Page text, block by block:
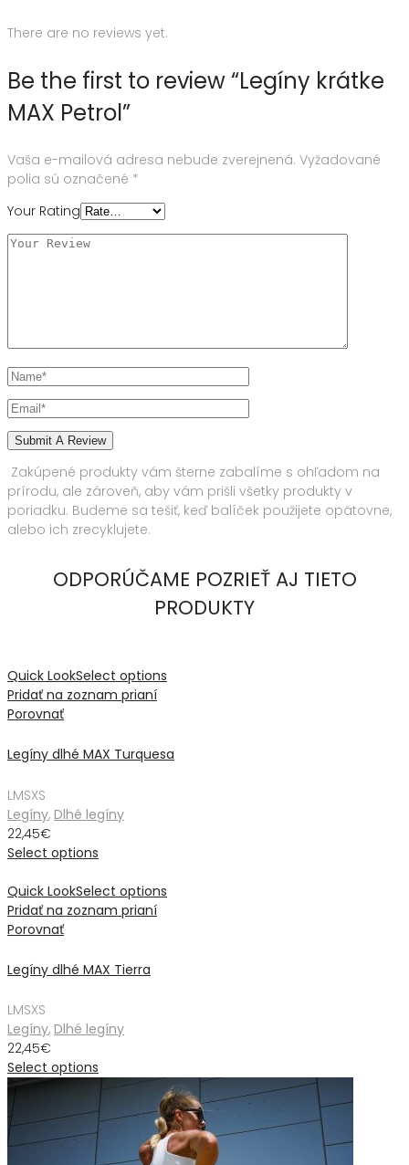
There are no reviews yet.
Be the first to review “Legíny krátke
MAX Petrol”
Vaša e-mailová adresa nebude zverejnená. Vyžadované
polia sú označené *
Your Rating
Zakúpené produkty vám šterne zabalíme s ohľadom na
prírodu, ale zároveň, aby vám prišli všetky produkty v
poriadku. Budeme sa tešiť, keď balíček použijete opätovne,
alebo ich zrecyklujete.
ODPORÚČAME POZRIEŤ AJ TIETO
PRODUKTY
Quick LookSelect options
Pridať na zoznam prianí
Porovnať
Legíny dlhé MAX Turquesa
LMSXS
Legíny, Dlhé legíny
22,45€
Select options
Quick LookSelect options
Pridať na zoznam prianí
Porovnať
Legíny dlhé MAX Tierra
LMSXS
Legíny, Dlhé legíny
22,45€
Select options